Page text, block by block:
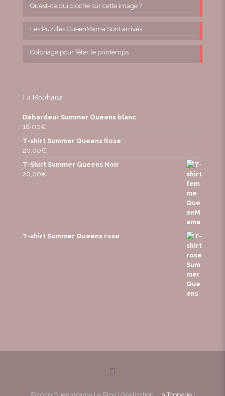
Qu’est-ce qui cloche sur cette image ?
Les Puzzles QueenMama Sont arrivés
Coloriage pour fêter le printemps
La Boutique
Débardeur Summer Queens blanc
18,00€
T-shirt Summer Queens Rose
20,00€
T-Shirt Summer Queens Noir
20,00€
T-shirt Summer Queens rose